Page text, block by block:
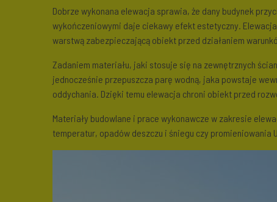
Dobrze wykonana elewacja sprawia, że dany budynek
wykończeniowymi daje ciekawy efekt estetyczny.
warstwą zabezpieczającą obiekt przed działaniem
Zadaniem materiału, jaki stosuje się na zewnętrznych
jednocześnie przepuszcza parę wodną, jaka powstaje
oddychania. Dzięki temu elewacja chroni obiekt przed
Materiały budowlane i prace wykonawcze w zakresie
temperatur, opadów deszczu i śniegu czy promieniowania